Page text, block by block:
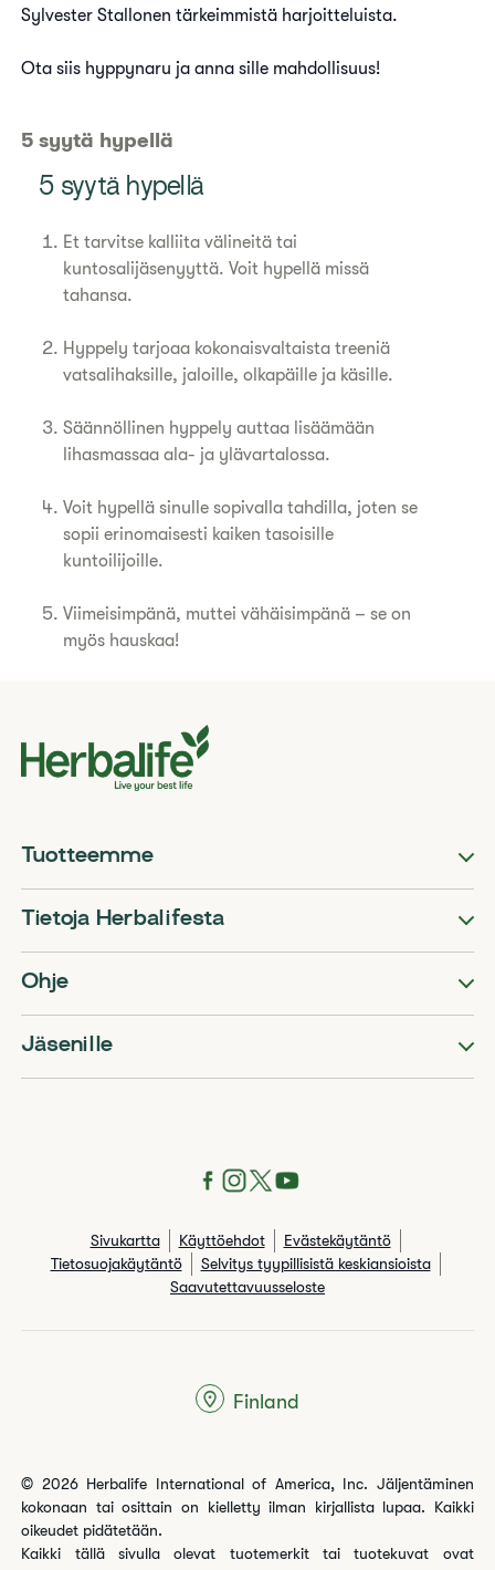
Sylvester Stallonen tärkeimmistä harjoitteluista.
Ota siis hyppynaru ja anna sille mahdollisuus!
5 syytä hypellä
5 syytä hypellä
Et tarvitse kalliita välineitä tai
kuntosalijäsenyyttä. Voit hypellä missä
tahansa.
Hyppely tarjoaa kokonaisvaltaista treeniä
vatsalihaksille, jaloille, olkapäille ja käsille.
Säännöllinen hyppely auttaa lisäämään
lihasmassaa ala- ja ylävartalossa.
Voit hypellä sinulle sopivalla tahdilla, joten se
sopii erinomaisesti kaiken tasoisille
kuntoilijoille.
Viimeisimpänä, muttei vähäisimpänä – se on
myös hauskaa!
Tuotteemme
Tietoja Herbalifesta
Ohje
Jäsenille
Sivukartta Käyttöehdot
Evästekäytäntö
Tietosuojakäytäntö
Selvitys tyypillisistä keskiansioista
Saavutettavuusseloste
© 2026 Herbalife International of America, Inc. Jäljentäminen
kokonaan tai osittain on kielletty ilman kirjallista lupaa. Kaikki
oikeudet pidätetään.
Kaikki tällä sivulla olevat tuotemerkit tai tuotekuvat ovat
Finland